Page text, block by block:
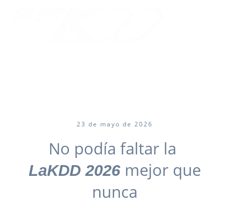
23 de mayo de 2026
No podía faltar la
LaKDD 2026 mejor que
nunca